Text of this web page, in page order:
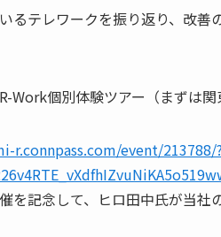
るテレワークを振り返り、改
Work個別体験ツアー（まずは関
r.connpass.com/event/213788/
を記念して、ヒロ田中氏が当